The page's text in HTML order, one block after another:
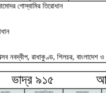
গোস্বামির তিরোধান
নবদ্বীপ, রাধাকুণ্ড, শিলচর, বাংলাদেশ
৯১৫